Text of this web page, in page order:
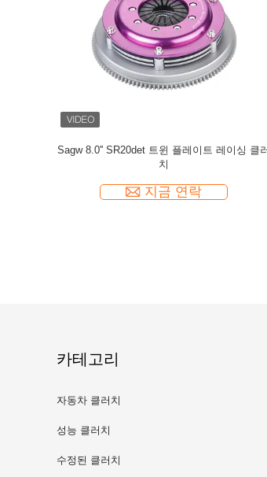
Sagw 8.0'' SR20det 트윈 플레이트 레이싱 클
치
지금 연락
카테고리
자동차 클러치
성능 클러치
수정된 클러치